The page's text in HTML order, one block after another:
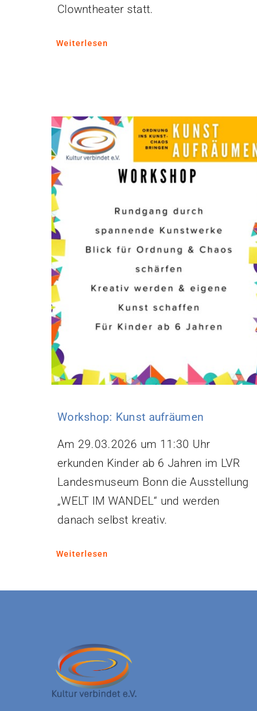
Clowntheater statt.
Weiterlesen
Workshop: Kunst aufräumen
Am 29.03.2026 um 11:30 Uhr
erkunden Kinder ab 6 Jahren im LVR
Landesmuseum Bonn die Ausstellung
„WELT IM WANDEL“ und werden
danach selbst kreativ.
Weiterlesen